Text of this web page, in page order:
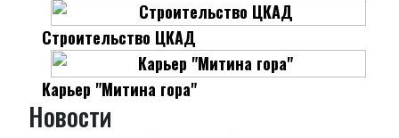
Строительство ЦКАД
Карьер "Митина гора"
Новости